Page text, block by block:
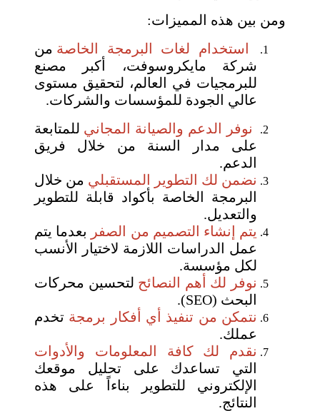
ومن بين هذه المميزات:
استخدام لغات البرمجة الخاصة من
شركة مايكروسوفت، أكبر مصنع
للبرمجيات في العالم، لتحقيق مستوى
عالي الجودة للمؤسسات والشركات.
نوفر الدعم والصيانة المجاني للمتابعة
على مدار السنة من خلال فريق
الدعم.
نضمن لك التطوير المستقبلي من خلال
البرمجة الخاصة بأكواد قابلة للتطوير
والتعديل.
يتم إنشاء التصميم من الصفر بعدما يتم
عمل الدراسات اللازمة لاختيار الأنسب
لكل مؤسسة.
نوفر لك أهم النصائح لتحسين محركات
البحث (SEO).
نتمكن من تنفيذ أي أفكار برمجة تخدم
عملك.
نقدم لك كافة المعلومات والأدوات
التي تساعدك على تحليل موقعك
الإلكتروني للتطوير بناءاً على هذه
النتائج.